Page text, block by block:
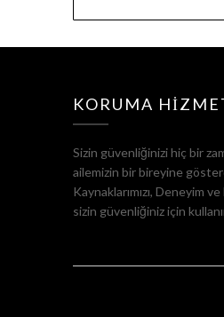
KORUMA
Sizin güvenliğinizi hiç bir
ailemizin bir bireyine
Kaynaklarımızı, Deneyim
sizin güvenliğiniz için